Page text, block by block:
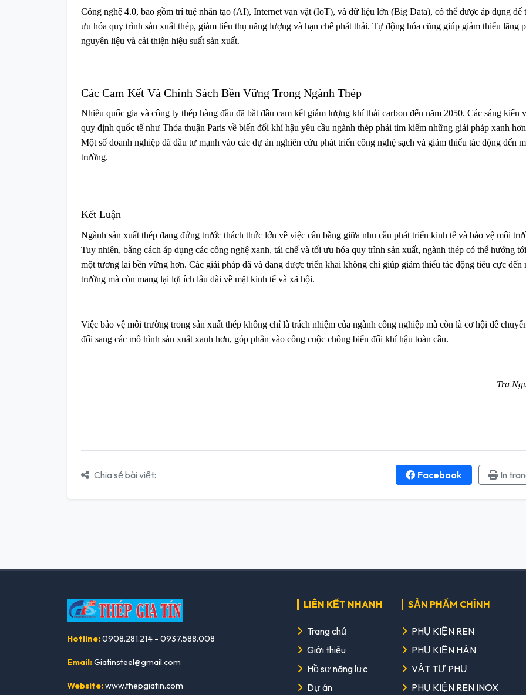
Công nghệ 4.0, bao gồm trí tuệ nhân tạo (AI), Internet vạn vật (IoT), và dữ liệu lớn (Big Data), có thể được áp dụng để
ưu hóa quy trình sản xuất thép, giảm tiêu thụ năng lượng và hạn chế phát thải. Tự động hóa cũng giúp giảm thiểu lãng
nguyên liệu và cải thiện hiệu suất sản xuất.
Các Cam Kết Và Chính Sách Bền Vững Trong Ngành Thép
Nhiều quốc gia và công ty thép hàng đầu đã bắt đầu cam kết giảm lượng khí thải carbon đến năm 2050. Các sáng kiến
quy định quốc tế như Thỏa thuận Paris về biến đổi khí hậu yêu cầu ngành thép phải tìm kiếm những giải pháp xanh
Một số doanh nghiệp đã đầu tư mạnh vào các dự án nghiên cứu phát triển công nghệ sạch và giảm thiểu tác động đến
trường.
Kết Luận
Ngành sản xuất thép đang đứng trước thách thức lớn về việc cân bằng giữa nhu cầu phát triển kinh tế và bảo vệ môi
Tuy nhiên, bằng cách áp dụng các công nghệ xanh, tái chế và tối ưu hóa quy trình sản xuất, ngành thép có thể hướng tới
một tương lai bền vững hơn. Các giải pháp đã và đang được triển khai không chỉ giúp giảm thiểu tác động tiêu cực đến
trường mà còn mang lại lợi ích lâu dài về mặt kinh tế và xã hội.
Việc bảo vệ môi trường trong sản xuất thép không chỉ là trách nhiệm của ngành công nghiệp mà còn là cơ hội để
đổi sang các mô hình sản xuất xanh hơn, góp phần vào công cuộc chống biến đổi khí hậu toàn cầu.
Tra
Chia sẻ bài viết: Facebook In
Hotline:0908.281.214 - 0937.588.008
Email:Giatinsteel@gmail.com
Website:www.thepgiatin.com
LIÊN KẾT NHANH
Trang chủ
Giới thiệu
Hồ sơ năng lực
Dự án
SẢN PHẨM CHÍNH
PHỤ KIỆN REN
PHỤ KIỆN HÀN
VẬT TƯ PHỤ
PHỤ KIỆN REN INOX